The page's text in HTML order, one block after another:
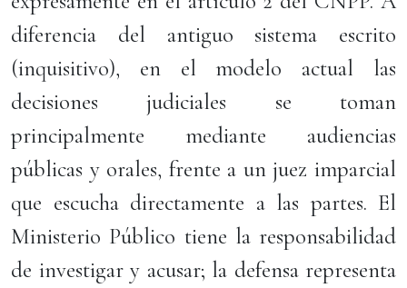
diferencia del antiguo sistema escrito
(inquisitivo), en el modelo actual las
decisiones judiciales se toman
principalmente mediante audiencias
públicas y orales, frente a un juez imparcial
que escucha directamente a las partes. El
Ministerio Público tiene la responsabilidad
de investigar y acusar; la defensa representa